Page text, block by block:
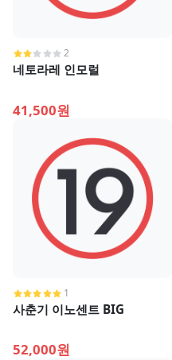
2
네토라레 인모럴
41,500원
1
사춘기 이노센트 BIG
52,000원